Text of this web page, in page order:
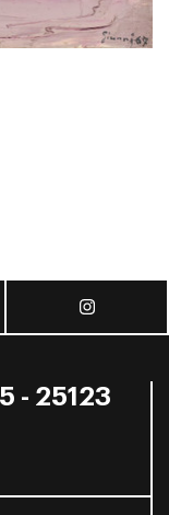
- 25123